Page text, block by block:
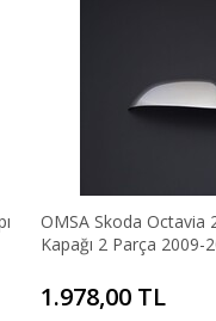
OMSA Skoda Octavia
Kapağı 2 Parça 2009-
1.978,00 TL